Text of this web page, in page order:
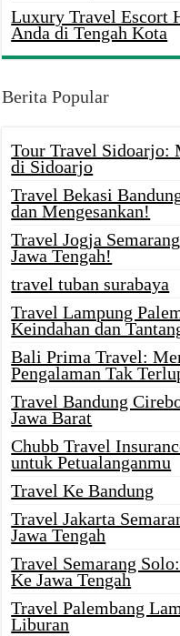
Luxury Travel Escort
Anda di Tengah Kota
Berita Popular
Tour Travel Sidoarjo:
di Sidoarjo
Travel Bekasi
dan Mengesankan!
Travel Jogja
Jawa Tengah!
travel tuban surabaya
Travel Lampung
Keindahan dan
Bali Prima Travel:
Pengalaman Tak
Travel Bandung
Jawa Barat
Chubb Travel
untuk Petualanganmu
Travel Ke Bandung
Travel Jakarta
Jawa Tengah
Travel Semarang
Ke Jawa Tengah
Travel Palembang
Liburan